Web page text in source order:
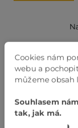
Cookies nám
webu a
můžeme obsah
Souhlasem
tak, jak má.